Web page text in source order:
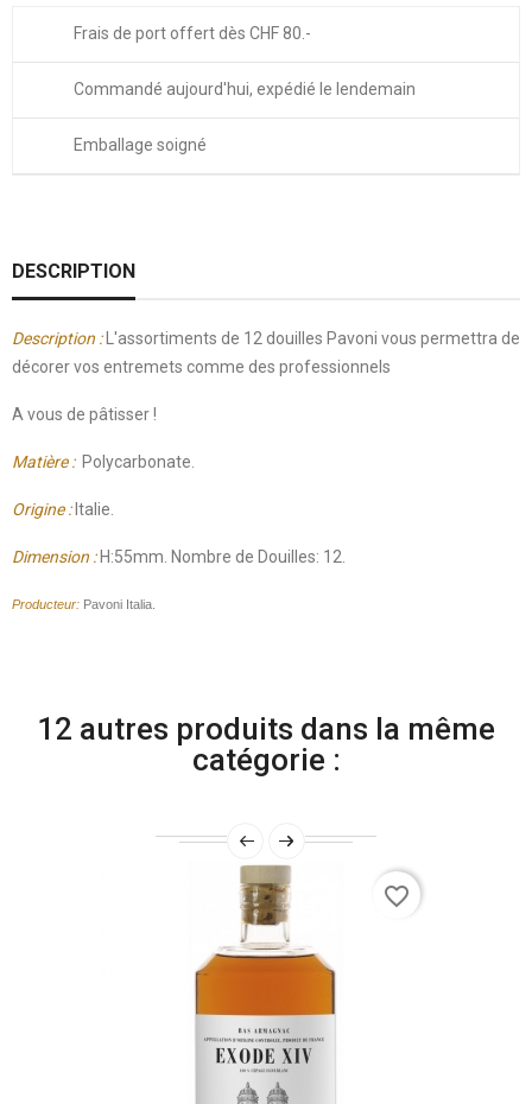
Frais de port offert dès CHF 80.-
Commandé aujourd'hui, expédié le lendemain
Emballage soigné
DESCRIPTION
Description :L'assortiments de 12 douilles Pavoni vous permettra de
décorer vos entremets comme des professionnels
A vous de pâtisser !
Matière :Polycarbonate.
Origine : Italie.
Dimension : H:55mm. Nombre de Douilles: 12.
Producteur: Pavoni Italia.
12 autres produits dans la même
catégorie :
favorite_border